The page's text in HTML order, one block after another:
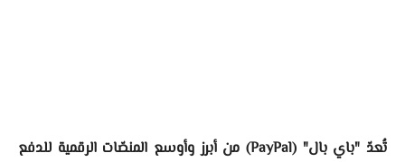
تُعدّ "باي بال" (PayPal) من أبرز وأوسع المنصّات الرقمية للدفع